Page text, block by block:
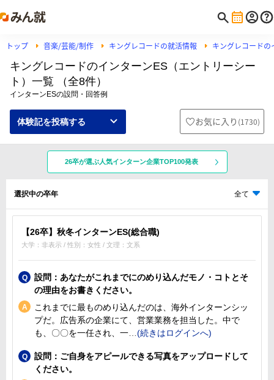
トップ 音楽/芸能/制作 キングレコードの就活情報 キングレコード
キングレコードのインターンES（エントリーシー
ト）一覧 （全8件）
インターンESの設問・回答例
体験記を投稿する お気に入り (1730)
26卒が選ぶ人気インターン企業TOP100発表
選択中の卒年 全て
【26卒】秋冬インターンES(総合職)
大学：非表示 / 性別：女性 / 文理：文系
設問：あなたがこれまでにのめり込んだモノ・コトとそ
の理由をお書きください。
これまでに最ものめり込んだのは、海外インターンシッ
プだ。広告系の企業にて、営業業務を担当した。中で
も、〇〇を一任され、一
設問：ご自身をアピールできる写真をアップロードして
ください。